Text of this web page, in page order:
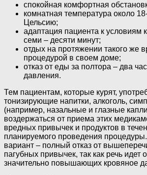
спокойная комфортная
комнатная температура около
Цельсию;
адаптация пациента к условиям
семи – десяти минут;
отдых на протяжении такого же
процедурой в своем доме;
отказ от еды за полтора – два
давления.
Тем пациентам, которые курят,
тонизирующие напитки, алкоголь,
(например, назальные и глазные
воздержаться от приема этих
вредных привычек и продуктов в
планируемого проведения
вариант – полный отказ от
пагубных привычек, так как речь идет
значительно повышающих кровяное